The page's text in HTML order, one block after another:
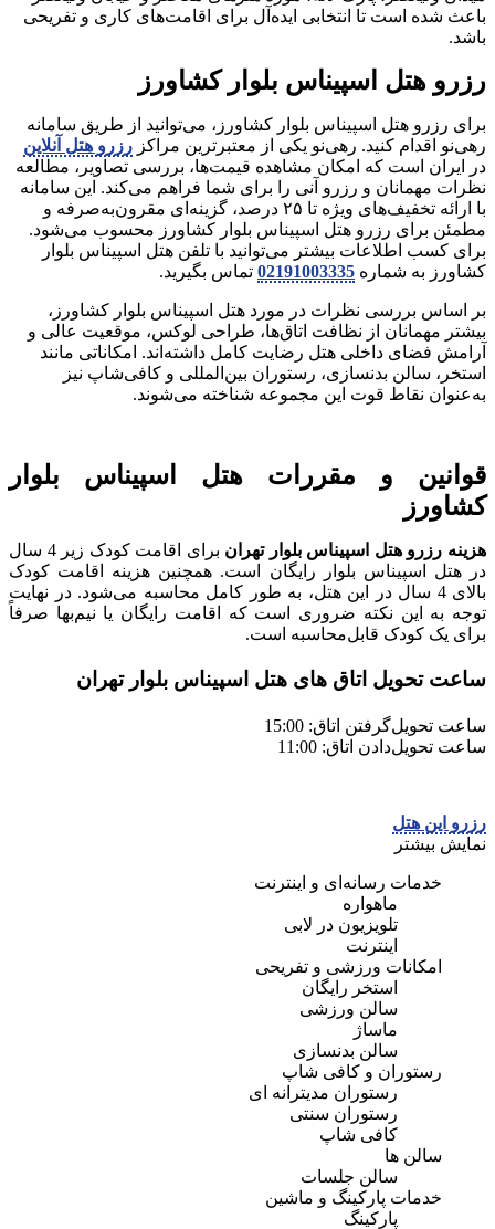
باعث شده است تا انتخابی ایده‌آل برای اقامت‌های کاری و تفریحی
باشد.
رزرو هتل اسپیناس بلوار کشاورز
برای رزرو هتل اسپیناس بلوار کشاورز، می‌توانید از طریق سامانه
رهی‌نو اقدام کنید. رهی‌نو یکی از معتبرترین مراکز رزرو هتل آنلاین
در ایران است که امکان مشاهده قیمت‌ها، بررسی تصاویر، مطالعه
نظرات مهمانان و رزرو آنی را برای شما فراهم می‌کند. این سامانه
با ارائه تخفیف‌های ویژه تا ۲۵ درصد، گزینه‌ای مقرون‌به‌صرفه و
مطمئن برای رزرو هتل اسپیناس بلوار کشاورز محسوب می‌شود.
برای کسب اطلاعات بیشتر می‌توانید با تلفن هتل اسپیناس بلوار
کشاورز به شماره 02191003335 تماس بگیرید.
بر اساس بررسی نظرات در مورد هتل اسپیناس بلوار کشاورز،
بیشتر مهمانان از نظافت اتاق‌ها، طراحی لوکس، موقعیت عالی و
آرامش فضای داخلی هتل رضایت کامل داشته‌اند. امکاناتی مانند
استخر، سالن بدنسازی، رستوران بین‌المللی و کافی‌شاپ نیز
به‌عنوان نقاط قوت این مجموعه شناخته می‌شوند.
قوانین و مقررات هتل اسپیناس بلوار
کشاورز
هزینه رزرو هتل اسپیناس بلوار تهران
برای اقامت کودک زیر 4 سال
در هتل اسپیناس بلوار رایگان است. همچنین هزینه اقامت کودک
بالای 4 سال در این هتل، به طور کامل محاسبه می‌شود. در نهایت
توجه به این نکته ضروری است که اقامت رایگان یا نیم‌بها صرفاً
برای یک کودک قابل‌محاسبه است.
ساعت تحویل اتاق های هتل اسپیناس بلوار تهران
ساعت تحویل‌گرفتن اتاق: 15:00
ساعت تحویل‌دادن اتاق: 11:00
رزرو این هتل
نمایش بیشتر
خدمات رسانه‌ای و اینترنت
ماهواره
تلویزیون در لابی
اینترنت
امکانات ورزشی و تفریحی
استخر رایگان
سالن ورزشی
ماساژ
سالن بدنسازی
رستوران و کافی شاپ
رستوران مدیترانه ای
رستوران سنتی
کافی شاپ
سالن ها
سالن جلسات
خدمات پارکینگ و ماشین
پارکینگ